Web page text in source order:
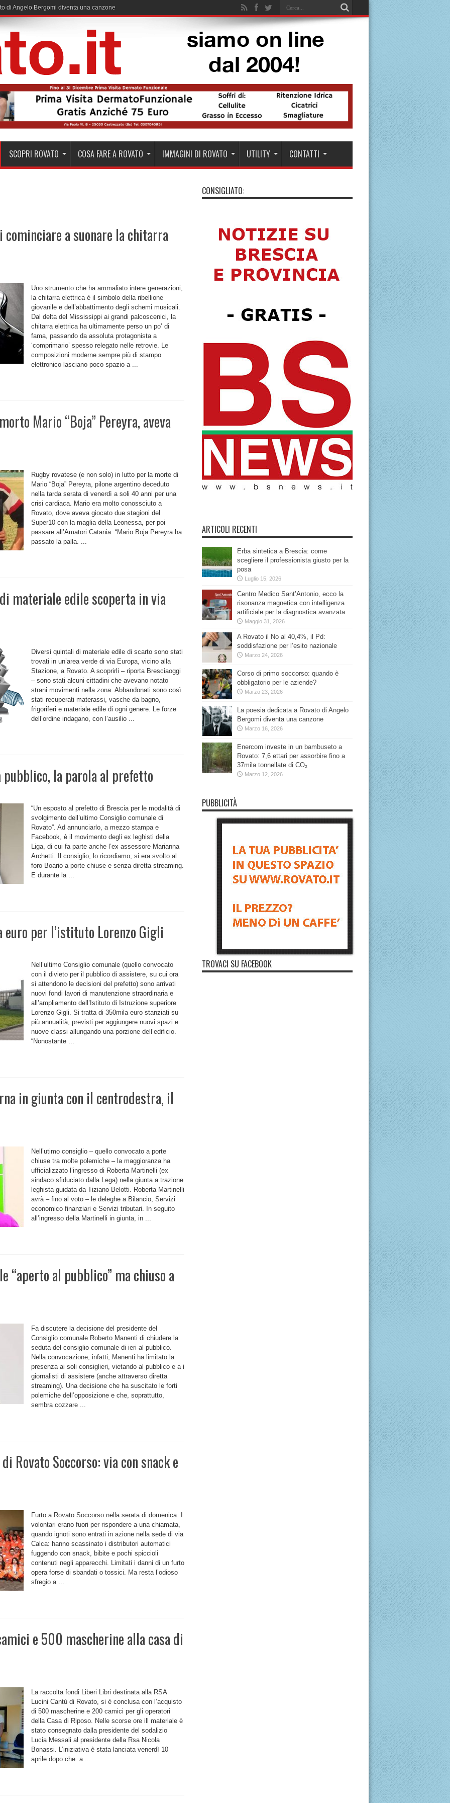
di Angelo Bergomi diventa una canzone
SCOPRI ROVATO COSA FARE A ROVATO IMMAGINI DI ROVATO UTILITY CONTATTI
a suonare la chitarra
Uno strumento che ha ammaliato intere generazioni,
la chitarra elettrica è il simbolo della ribellione
giovanile e dell’abbattimento degli schemi musicali.
Dal delta del Mississippi ai grandi palcoscenici, la
chitarra elettrica ha ultimamente perso un po’ di
fama, passando da assoluta protagonista a
‘comprimario’ spesso relegato nelle retrovie. Le
composizioni moderne sempre più di stampo
elettronico lasciano poco spazio a ...
Mario “Boja” Pereyra, aveva
Rugby rovatese (e non solo) in lutto per la morte di
Mario “Boja” Pereyra, pilone argentino deceduto
nella tarda serata di venerdì a soli 40 anni per una
crisi cardiaca. Mario era molto conossciuto a
Rovato, dove aveva giocato due stagioni del
Super10 con la maglia della Leonessa, per poi
passare all’Amatori Catania. “Mario Boja Pereyra ha
passato la palla. ...
materiale edile scoperta in via
Diversi quintali di materiale edile di scarto sono stati
trovati in un’area verde di via Europa, vicino alla
Stazione, a Rovato. A scoprirli – riporta Bresciaoggi
– sono stati alcuni cittadini che avevano notato
strani movimenti nella zona. Abbandonati sono così
stati recuperati materassi, vasche da bagno,
frigoriferi e materiale edile di ogni genere. Le forze
dell’ordine indagano, con l’ausilio ...
pubblico, la parola al prefetto
“Un esposto al prefetto di Brescia per le modalità di
svolgimento dell’ultimo Consiglio comunale di
Rovato”. Ad annunciarlo, a mezzo stampa e
Facebook, è il movimento degli ex leghisti della
Liga, di cui fa parte anche l’ex assessore Marianna
Archetti. Il consiglio, lo ricordiamo, si era svolto al
foro Boario a porte chiuse e senza diretta streaming.
E durante la ...
per l’istituto Lorenzo Gigli
Nell’ultimo Consiglio comunale (quello convocato
con il divieto per il pubblico di assistere, su cui ora
si attendono le decisioni del prefetto) sono arrivati
nuovi fondi lavori di manutenzione straordinaria e
all’ampliamento dell’Istituto di Istruzione superiore
Lorenzo Gigli. Si tratta di 350mila euro stanziati su
più annualità, previsti per aggiungere nuovi spazi e
nuove classi allungando una porzione dell’edificio.
“Nonostante ...
in giunta con il centrodestra, il
Nell’utimo consiglio – quello convocato a porte
chiuse tra molte polemiche – la maggioranza ha
ufficializzato l’ingresso di Roberta Martinelli (ex
sindaco sfiduciato dalla Lega) nella giunta a trazione
leghista guidata da Tiziano Belotti. Roberta Martinelli
avrà – fino al voto – le deleghe a Bilancio, Servizi
economico finanziari e Servizi tributari. In seguito
all’ingresso della Martinelli in giunta, in ...
“aperto al pubblico” ma chiuso a
Fa discutere la decisione del presidente del
Consiglio comunale Roberto Manenti di chiudere la
seduta del consiglio comunale di ieri al pubblico.
Nella convocazione, infatti, Manenti ha limitato la
presenza ai soli consiglieri, vietando al pubblico e a i
giornalisti di assistere (anche attraverso diretta
streaming). Una decisione che ha suscitato le forti
polemiche dell’opposizione e che, soprattutto,
sembra cozzare ...
Rovato Soccorso: via con snack e
Furto a Rovato Soccorso nella serata di domenica. I
volontari erano fuori per rispondere a una chiamata,
quando ignoti sono entrati in azione nella sede di via
Calca: hanno scassinato i distributori automatici
fuggendo con snack, bibite e pochi spiccioli
contenuti negli apparecchi. Limitati i danni di un furto
opera forse di sbandati o tossici. Ma resta l’odioso
sfregio a ...
e 500 mascherine alla casa di
La raccolta fondi Liberi Libri destinata alla RSA
Lucini Cantù di Rovato, si è conclusa con l’acquisto
di 500 mascherine e 200 camici per gli operatori
della Casa di Riposo. Nelle scorse ore ill materiale è
stato consegnato dalla presidente del sodalizio
Lucia Messali al presidente della Rsa Nicola
Bonassi. L’iniziativa è stata lanciata venerdì 10
aprile dopo che a ...
CONSIGLIATO:
ARTICOLI RECENTI
Erba sintetica a Brescia: come
scegliere il professionista giusto per la
posa
Luglio 15, 2026
Centro Medico Sant’Antonio, ecco la
risonanza magnetica con intelligenza
artificiale per la diagnostica avanzata
Maggio 31, 2026
A Rovato il No al 40,4%, il Pd:
soddisfazione per l’esito nazionale
Marzo 24, 2026
Corso di primo soccorso: quando è
obbligatorio per le aziende?
Marzo 23, 2026
La poesia dedicata a Rovato di Angelo
Bergomi diventa una canzone
Marzo 16, 2026
Enercom investe in un bambuseto a
Rovato: 7,6 ettari per assorbire fino a
37mila tonnellate di CO₂
Marzo 12, 2026
PUBBLICITÀ
TROVACI SU FACEBOOK